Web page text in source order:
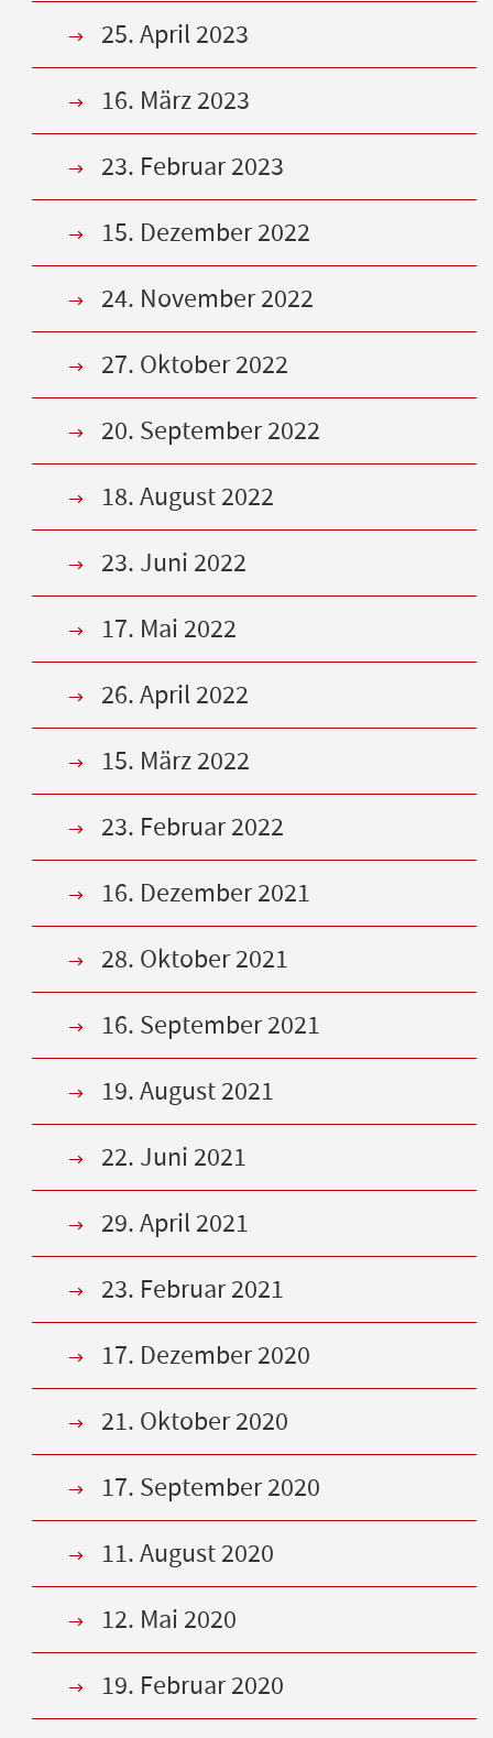
25. April 2023
16. März 2023
23. Februar 2023
15. Dezember 2022
24. November 2022
27. Oktober 2022
20. September 2022
18. August 2022
23. Juni 2022
17. Mai 2022
26. April 2022
15. März 2022
23. Februar 2022
16. Dezember 2021
28. Oktober 2021
16. September 2021
19. August 2021
22. Juni 2021
29. April 2021
23. Februar 2021
17. Dezember 2020
21. Oktober 2020
17. September 2020
11. August 2020
12. Mai 2020
19. Februar 2020